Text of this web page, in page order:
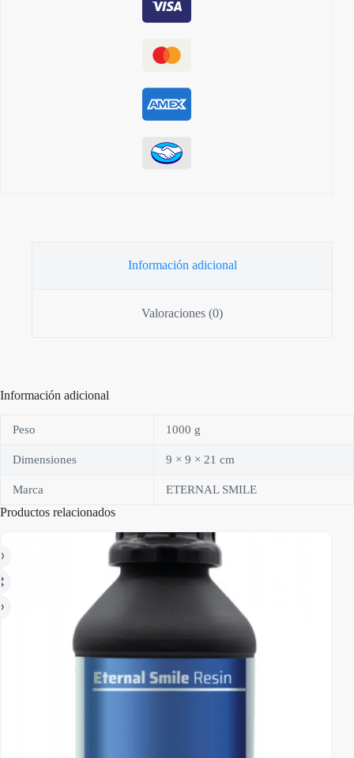
Información adicional
Valoraciones (0)
Información adicional
Peso 1000 g
Dimensiones 9 × 9 × 21 cm
Marca ETERNAL SMILE
Productos relacionados